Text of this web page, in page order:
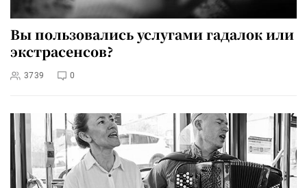
Вы пользовались услугами гадалок или
экстрасенсов?
3739 0